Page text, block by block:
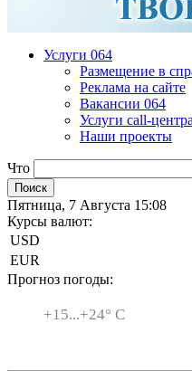
Услуги 064
Размещение в
Реклама на сайте
Вакансии 064
Услуги call-центра
Наши проекты
Что
Пятница, 7 Августа 15:08
Курсы валют:
USD
EUR
Прогноз погоды:
+15...+24° C